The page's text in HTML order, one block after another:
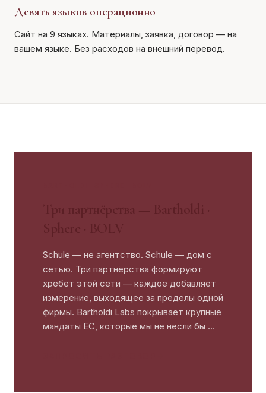
Девять языков операционно
Сайт на 9 языках. Материалы, заявка, договор — на
вашем языке. Без расходов на внешний перевод.
Три партнёрства — Bartholdi ·
Sphere · BOLV
Schule — не агентство. Schule — дом с
сетью. Три партнёрства формируют
хребет этой сети — каждое добавляет
измерение, выходящее за пределы одной
фирмы. Bartholdi Labs покрывает крупные
мандаты ЕС, которые мы не несли бы …